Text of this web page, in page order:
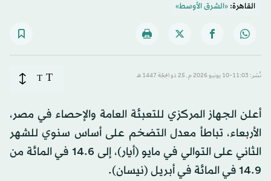
القاهرة:«الشرق الأوسط»
نُشر: 11:03-10 يونيو 2026 م ـ 25 ذو الحِجّة 1447 هـ T
T
أعلن الجهاز المركزي للتعبئة العامة والإحصاء في مصر،
الأربعاء، تباطأ معدل التضخم على أساس سنوي للشهر
الثاني على التوالي في مايو (أيار)، إلى 14.6 في المائة من
14.9 في المائة في أبريل (نيسان).